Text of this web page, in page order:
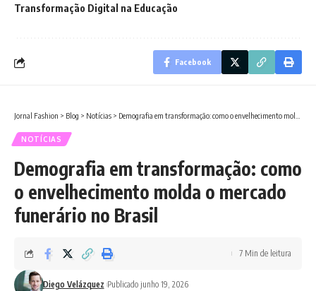
Transformação Digital na Educação
Facebook
Jornal Fashion > Blog > Notícias > Demografia em transformação: como o envelhecimento molda o mercado funerário no Brasil
NOTÍCIAS
Demografia em transformação: como
o envelhecimento molda o mercado
funerário no Brasil
Diego Velázquez Publicado junho 19, 2026
7 Min de leitura